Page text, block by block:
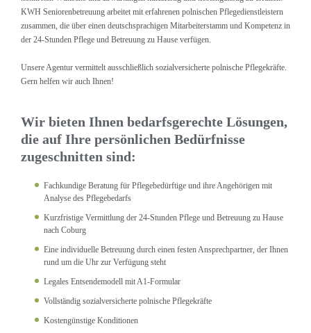
KWH Seniorenbetreuung arbeitet mit erfahrenen polnischen Pflegedienstleistern
zusammen, die über einen deutschsprachigen Mitarbeiterstamm und Kompetenz in
der 24-Stunden Pflege und Betreuung zu Hause verfügen.
Unsere Agentur vermittelt ausschließlich sozialversicherte polnische Pflegekräfte.
Gern helfen wir auch Ihnen!
Wir bieten Ihnen bedarfsgerechte Lösungen,
die auf Ihre persönlichen Bedürfnisse
zugeschnitten sind:
Fachkundige Beratung für Pflegebedürftige und ihre Angehörigen mit
Analyse des Pflegebedarfs
Kurzfristige Vermittlung der 24-Stunden Pflege und Betreuung zu Hause
nach Coburg
Eine individuelle Betreuung durch einen festen Ansprechpartner, der Ihnen
rund um die Uhr zur Verfügung steht
Legales Entsendemodell mit A1-Formular
Vollständig sozialversicherte polnische Pflegekräfte
Kostengünstige Konditionen